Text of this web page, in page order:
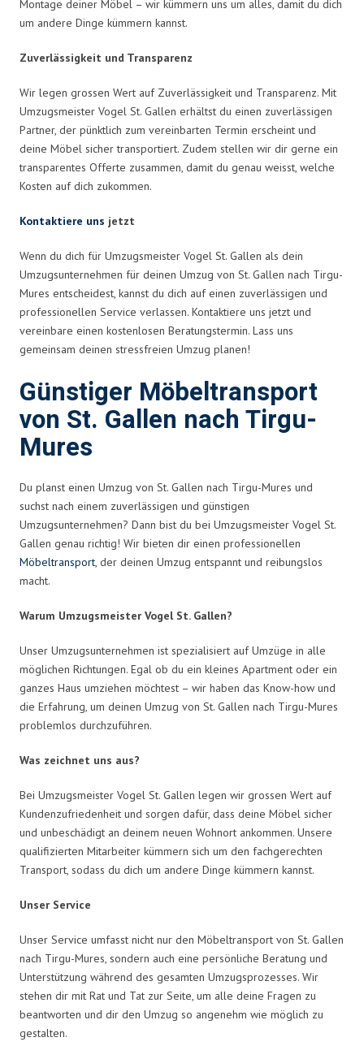
Montage deiner Möbel – wir kümmern uns um alles, damit du dich
um andere Dinge kümmern kannst.
Zuverlässigkeit und Transparenz
Wir legen grossen Wert auf Zuverlässigkeit und Transparenz. Mit
Umzugsmeister Vogel St. Gallen erhältst du einen zuverlässigen
Partner, der pünktlich zum vereinbarten Termin erscheint und
deine Möbel sicher transportiert. Zudem stellen wir dir gerne ein
transparentes Offerte zusammen, damit du genau weisst, welche
Kosten auf dich zukommen.
Kontaktiere uns jetzt
Wenn du dich für Umzugsmeister Vogel St. Gallen als dein
Umzugsunternehmen für deinen Umzug von St. Gallen nach Tirgu-
Mures entscheidest, kannst du dich auf einen zuverlässigen und
professionellen Service verlassen. Kontaktiere uns jetzt und
vereinbare einen kostenlosen Beratungstermin. Lass uns
gemeinsam deinen stressfreien Umzug planen!
Günstiger Möbeltransport
von St. Gallen nach Tirgu-
Mures
Du planst einen Umzug von St. Gallen nach Tirgu-Mures und
suchst nach einem zuverlässigen und günstigen
Umzugsunternehmen? Dann bist du bei Umzugsmeister Vogel St.
Gallen genau richtig! Wir bieten dir einen professionellen
Möbeltransport, der deinen Umzug entspannt und reibungslos
macht.
Warum Umzugsmeister Vogel St. Gallen?
Unser Umzugsunternehmen ist spezialisiert auf Umzüge in alle
möglichen Richtungen. Egal ob du ein kleines Apartment oder ein
ganzes Haus umziehen möchtest – wir haben das Know-how und
die Erfahrung, um deinen Umzug von St. Gallen nach Tirgu-Mures
problemlos durchzuführen.
Was zeichnet uns aus?
Bei Umzugsmeister Vogel St. Gallen legen wir grossen Wert auf
Kundenzufriedenheit und sorgen dafür, dass deine Möbel sicher
und unbeschädigt an deinem neuen Wohnort ankommen. Unsere
qualifizierten Mitarbeiter kümmern sich um den fachgerechten
Transport, sodass du dich um andere Dinge kümmern kannst.
Unser Service
Unser Service umfasst nicht nur den Möbeltransport von St. Gallen
nach Tirgu-Mures, sondern auch eine persönliche Beratung und
Unterstützung während des gesamten Umzugsprozesses. Wir
stehen dir mit Rat und Tat zur Seite, um alle deine Fragen zu
beantworten und dir den Umzug so angenehm wie möglich zu
gestalten.